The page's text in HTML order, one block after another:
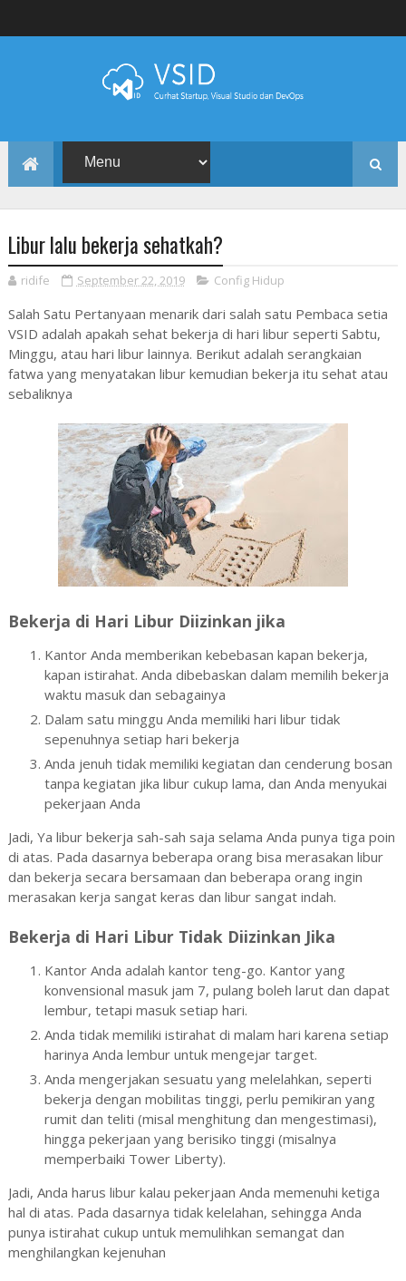
Libur lalu bekerja sehatkah?
ridife September 22, 2019 Config Hidup
Salah Satu Pertanyaan menarik dari salah satu Pembaca setia
VSID adalah apakah sehat bekerja di hari libur seperti Sabtu,
Minggu, atau hari libur lainnya. Berikut adalah serangkaian
fatwa yang menyatakan libur kemudian bekerja itu sehat atau
sebaliknya
Bekerja di Hari Libur Diizinkan jika
Kantor Anda memberikan kebebasan kapan bekerja,
kapan istirahat. Anda dibebaskan dalam memilih bekerja
waktu masuk dan sebagainya
Dalam satu minggu Anda memiliki hari libur tidak
sepenuhnya setiap hari bekerja
Anda jenuh tidak memiliki kegiatan dan cenderung bosan
tanpa kegiatan jika libur cukup lama, dan Anda menyukai
pekerjaan Anda
Jadi, Ya libur bekerja sah-sah saja selama Anda punya tiga poin
di atas. Pada dasarnya beberapa orang bisa merasakan libur
dan bekerja secara bersamaan dan beberapa orang ingin
merasakan kerja sangat keras dan libur sangat indah.
Bekerja di Hari Libur Tidak Diizinkan Jika
Kantor Anda adalah kantor teng-go. Kantor yang
konvensional masuk jam 7, pulang boleh larut dan dapat
lembur, tetapi masuk setiap hari.
Anda tidak memiliki istirahat di malam hari karena setiap
harinya Anda lembur untuk mengejar target.
Anda mengerjakan sesuatu yang melelahkan, seperti
bekerja dengan mobilitas tinggi, perlu pemikiran yang
rumit dan teliti (misal menghitung dan mengestimasi),
hingga pekerjaan yang berisiko tinggi (misalnya
memperbaiki Tower Liberty).
Jadi, Anda harus libur kalau pekerjaan Anda memenuhi ketiga
hal di atas. Pada dasarnya tidak kelelahan, sehingga Anda
punya istirahat cukup untuk memulihkan semangat dan
menghilangkan kejenuhan